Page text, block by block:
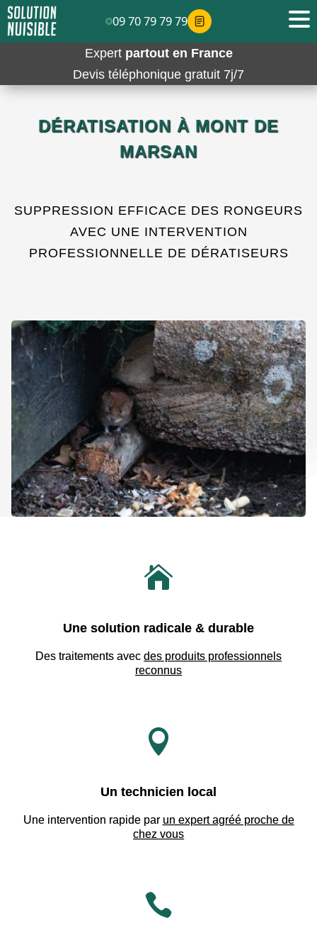
Expert partout en France
Devis téléphonique gratuit 7j/7
DÉRATISATION À MONT DE
MARSAN
SUPPRESSION EFFICACE DES RONGEURS
AVEC UNE INTERVENTION
PROFESSIONNELLE DE DÉRATISEURS

Une solution radicale & durable
Des traitements avec des produits professionnels
reconnus

Un technicien local
Une intervention rapide par un expert agréé proche de
chez vous

09 70 79 79 79